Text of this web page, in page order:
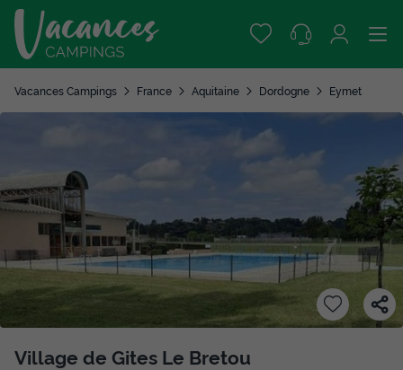
Vacances Campings France Aquitaine Dordogne Eymet
Village de Gites Le Bretou